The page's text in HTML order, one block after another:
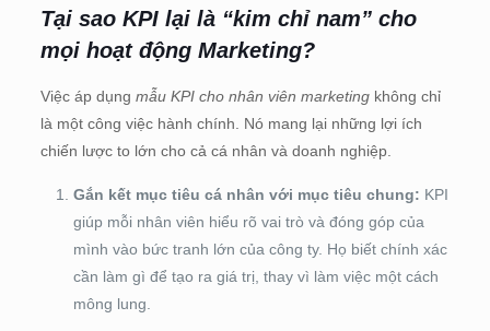
Tại sao KPI lại là “kim chỉ nam” cho
mọi hoạt động Marketing?
Việc áp dụng mẫu KPI cho nhân viên marketing không chỉ
là một công việc hành chính. Nó mang lại những lợi ích
chiến lược to lớn cho cả cá nhân và doanh nghiệp.
Gắn kết mục tiêu cá nhân với mục tiêu chung: KPI
giúp mỗi nhân viên hiểu rõ vai trò và đóng góp của
mình vào bức tranh lớn của công ty. Họ biết chính xác
cần làm gì để tạo ra giá trị, thay vì làm việc một cách
mông lung.